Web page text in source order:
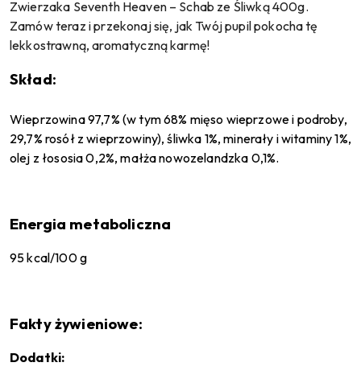
Zwierzaka Seventh Heaven – Schab ze Śliwką 400g.
Zamów teraz i przekonaj się, jak Twój pupil pokocha tę
lekkostrawną, aromatyczną karmę!
Skład:
Wieprzowina 97,7% (w tym 68% mięso wieprzowe i podroby,
29,7% rosół z wieprzowiny), śliwka 1%, minerały i witaminy 1%,
olej z łososia 0,2%, małża nowozelandzka 0,1%.
Energia metaboliczna
95 kcal/100 g
Fakty żywieniowe:
Dodatki: